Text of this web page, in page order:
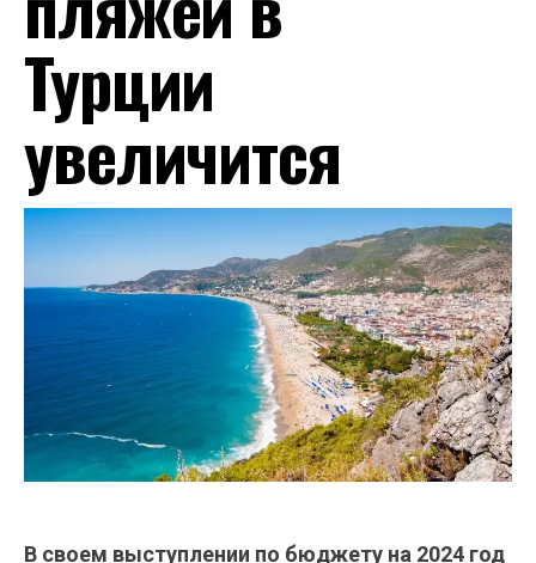
Турции
увеличится
В своем выступлении по бюджету на 2024 год